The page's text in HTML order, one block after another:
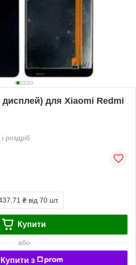
для Xiaomi Redmi
роздріб
₴ від 70 шт.
Купити
або
Купити з